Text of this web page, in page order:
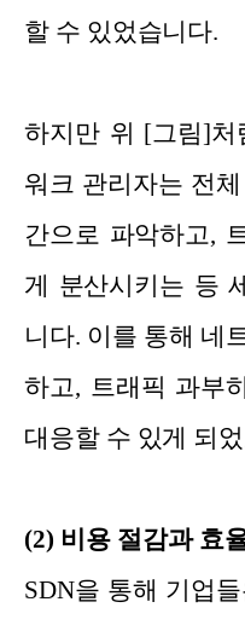
할 수 있었습니다.
하지만 위 [그림]처
워크 관리자는 전
간으로 파악하고,
게 분산시키는 등
니다. 이를 통해 네
하고, 트래픽 과부
대응할 수 있게 되
(2) 비용 절감과 효
SDN을 통해 기업